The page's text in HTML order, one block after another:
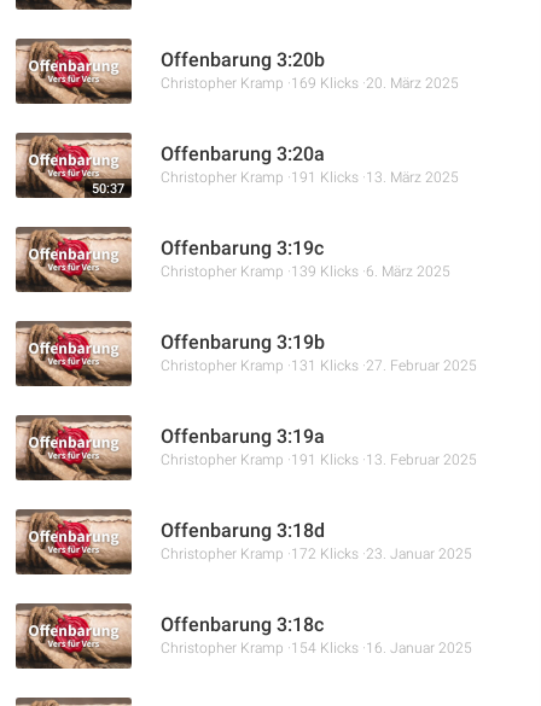
Offenbarung 3:20b
Christopher Kramp 169 Klicks 20. März 2025
50:37
Offenbarung 3:20a
Christopher Kramp 191 Klicks 13. März 2025
Offenbarung 3:19c
Christopher Kramp 139 Klicks 6. März 2025
Offenbarung 3:19b
Christopher Kramp 131 Klicks 27. Februar 2025
Offenbarung 3:19a
Christopher Kramp 191 Klicks 13. Februar 2025
Offenbarung 3:18d
Christopher Kramp 172 Klicks 23. Januar 2025
Offenbarung 3:18c
Christopher Kramp 154 Klicks 16. Januar 2025